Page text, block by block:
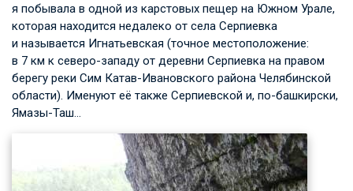
я побывала в одной из карстовых пещер на Южном Урале,
которая находится недалеко от села Серпиевка
и называется Игнатьевская (точное местоположение:
в 7 км к северо-западу от деревни Серпиевка на правом
берегу реки Сим Катав-Ивановского района Челябинской
области). Именуют её также Серпиевской и, по-башкирски,
Ямазы-Таш…